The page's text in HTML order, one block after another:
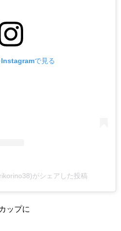
Instagramで見る
がシェアした投稿
ップに